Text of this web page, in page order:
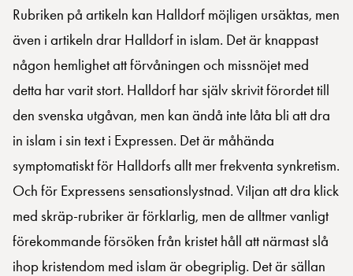
Rubriken på artikeln kan Halldorf möjligen ursäktas, men
även i artikeln drar Halldorf in islam. Det är knappast
någon hemlighet att förvåningen och missnöjet med
detta har varit stort. Halldorf har själv skrivit förordet till
den svenska utgåvan, men kan ändå inte låta bli att dra
in islam i sin text i Expressen. Det är måhända
symptomatiskt för Halldorfs allt mer frekventa synkretism.
Och för Expressens sensationslystnad. Viljan att dra klick
med skräp-rubriker är förklarlig, men de alltmer vanligt
förekommande försöken från kristet håll att närmast slå
ihop kristendom med islam är obegriplig. Det är sällan